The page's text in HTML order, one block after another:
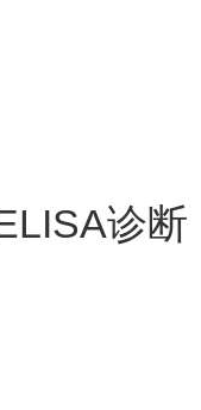
诊断